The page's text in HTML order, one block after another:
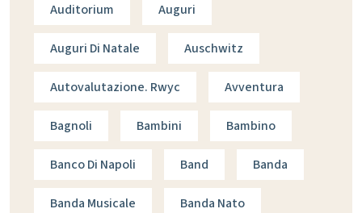
Auditorium Auguri
Auguri Di Natale Auschwitz
Autovalutazione. Rwyc Avventura
Bagnoli Bambini Bambino
Banco Di Napoli Band Banda
Banda Musicale Banda Nato